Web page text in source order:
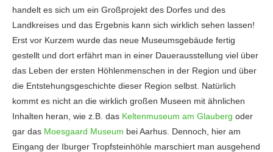
handelt es sich um ein Großprojekt des Dorfes und des
Landkreises und das Ergebnis kann sich wirklich sehen lassen!
Erst vor Kurzem wurde das neue Museumsgebäude fertig
gestellt und dort erfährt man in einer Dauerausstellung viel über
das Leben der ersten Höhlenmenschen in der Region und über
die Entstehungsgeschichte dieser Region selbst. Natürlich
kommt es nicht an die wirklich großen Museen mit ähnlichen
Inhalten heran, wie z.B. das Keltenmuseum am Glauberg oder
gar das Moesgaard Museum bei Aarhus. Dennoch, hier am
Eingang der Iburger Tropfsteinhöhle marschiert man ausgehend